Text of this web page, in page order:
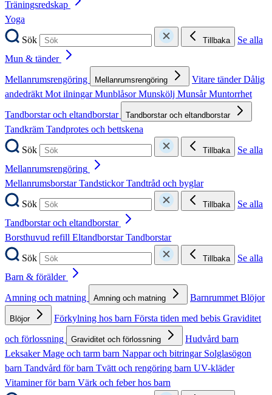
Träningsredskap
Yoga
Sök
Tillbaka
Se alla
Mun & tänder
Mellanrumsrengöring
Mellanrumsrengöring Vitare tänderDålig
andedräktMot ilningarMunblåsorMunskölj MunsårMuntorrhet
Tandborstar och eltandborstar
Tandborstar och eltandborstar
Tandkräm Tandprotes och bettskena
Sök
Tillbaka
Se alla
Mellanrumsrengöring
MellanrumsborstarTandstickorTandtråd och byglar
Sök
Tillbaka
Se alla
Tandborstar och eltandborstar
Borsthuvud refill EltandborstarTandborstar
Sök
Tillbaka
Se alla
Barn & förälder
Amning och matning
Amning och matning BarnrummetBlöjor
Blöjor Förkylning hos barn Första tiden med bebis Graviditet
och förlossning
Graviditet och förlossning
Hudvård barn
LeksakerMage och tarm barn Nappar och bitringar Solglasögon
barn Tandvård för barn Tvätt och rengöring barn UV-kläder
Vitaminer för barn Värk och feber hos barn